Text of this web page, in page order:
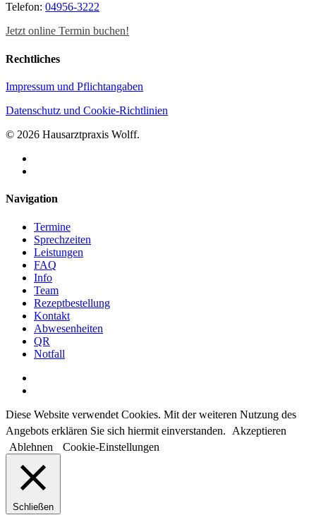
Telefon: 04956-3222
Jetzt online Termin buchen!
Rechtliches
Impressum und Pflichtangaben
Datenschutz und Cookie-Richtlinien
© 2026 Hausarztpraxis Wolff.
Close
Navigation
Termine
Sprechzeiten
Leistungen
FAQ
Info
Team
Rezeptbestellung
Kontakt
Abwesenheiten
QR
Notfall
Diese Website verwendet Cookies. Mit der weiteren Nutzung des
Angebots erklären Sie sich hiermit einverstanden.
Akzeptieren
Ablehnen
Cookie-Einstellungen
Schließen